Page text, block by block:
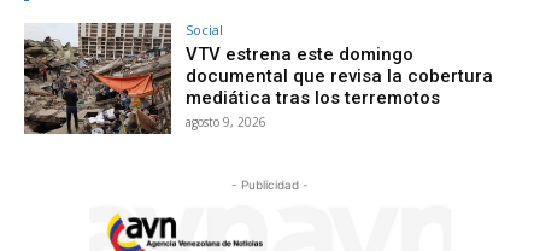
Social
VTV estrena este domingo
documental que revisa la cobertura
mediática tras los terremotos
agosto 9, 2026
- Publicidad -